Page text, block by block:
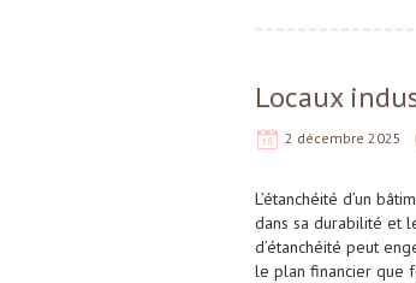
Locaux
2 décembre 2025
L’étanchéité d’un
dans sa durabilité et
d’étanchéité peut
le plan financier que